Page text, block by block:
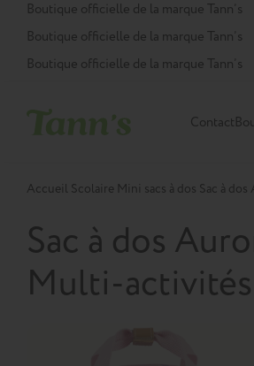
Panneau de gestion des cookies
Boutique officielle de la marque Tann’s
Boutique officielle de la marque Tann’s
Boutique officielle de la marque Tann’s
Contact
Accueil Scolaire Mini sacs à dos Sac à dos
Sac à dos
Multi-activités